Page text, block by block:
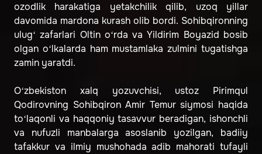
ozodlik harakatiga yetakchilik qilib, uzoq yillar
davomida mardona kurash olib bordi. Sohibqironning
ulug‘ zafarlari Oltin o‘rda va Yildirim Boyazid bosib
olgan o‘lkalarda ham mustamlaka zulmini tugatishga
zamin yaratdi.
O‘zbekiston xalq yozuvchisi, ustoz Pirimqul
Qodirovning Sohibqiron Amir Temur siymosi haqida
to‘laqonli va haqqoniy tasavvur beradigan, ishonchli
va nufuzli manbalarga asoslanib yozilgan, badiiy
tafakkur va ilmiy mushohada adib mahorati tufayli